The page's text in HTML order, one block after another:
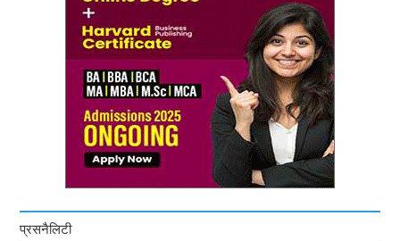
प्रसनैलिटी